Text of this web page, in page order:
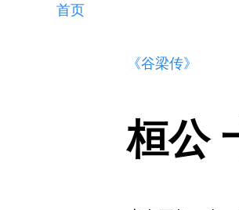
首页
《谷梁传》
桓公